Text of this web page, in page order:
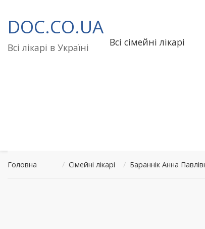
до
вмісту
DOC.CO.UA
Всі лікарі в Україні Всі сімейні лікарі
Головна / Сімейні лікарі / Бараннік Анна